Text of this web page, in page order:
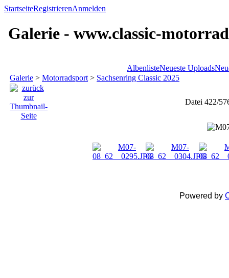
StartseiteRegistrierenAnmelden
Galerie - www.classic-
AlbenlisteNeueste Uploads
Galerie > Motorradsport > Sachsenring Classic 2025
Datei 422/
Powered by